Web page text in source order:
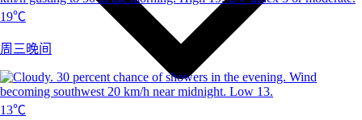
19℃
周三晚间
13℃